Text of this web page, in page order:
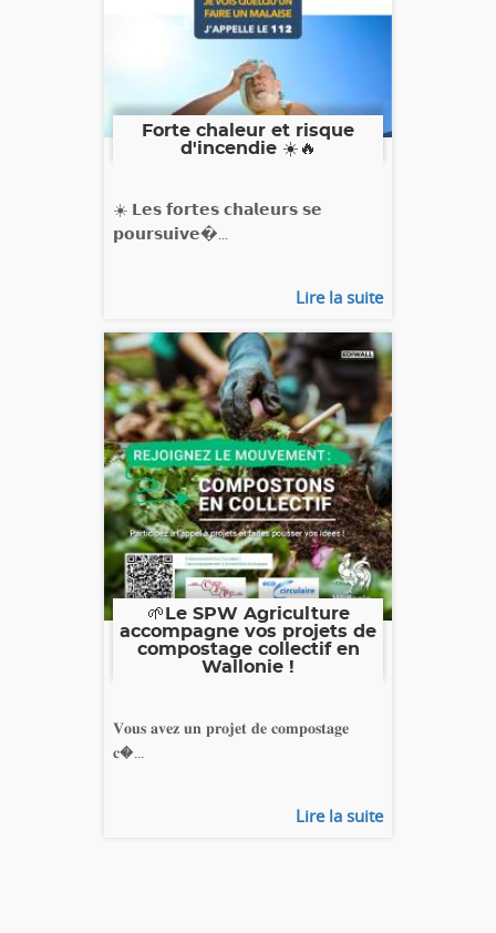
Forte chaleur et risque
d'incendie ☀️🔥
☀️ 𝗟𝗲𝘀 𝗳𝗼𝗿𝘁𝗲𝘀 𝗰𝗵𝗮𝗹𝗲𝘂𝗿𝘀 𝘀𝗲
𝗽𝗼𝘂𝗿𝘀𝘂𝗶𝘃𝗲�...
Lire la suite
🌱Le SPW Agriculture
accompagne vos projets de
compostage collectif en
Wallonie !
𝐕𝐨𝐮𝐬 𝐚𝐯𝐞𝐳 𝐮𝐧 𝐩𝐫𝐨𝐣𝐞𝐭 𝐝𝐞 𝐜𝐨𝐦𝐩𝐨𝐬𝐭𝐚𝐠𝐞
𝐜�...
Lire la suite